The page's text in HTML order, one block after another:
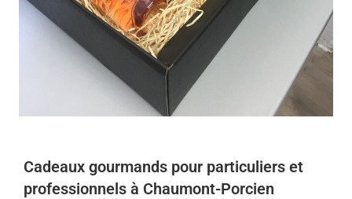
Cadeaux gourmands pour particuliers et
professionnels à Chaumont-Porcien